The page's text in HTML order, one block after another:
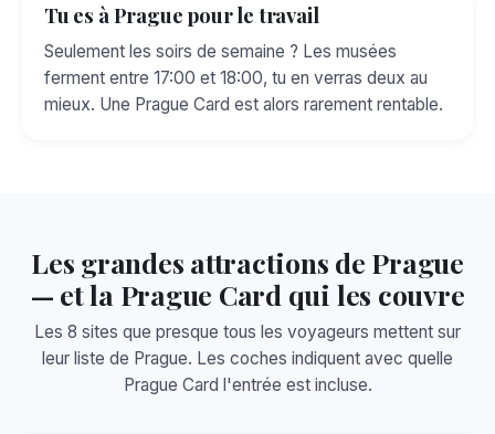
Tu es à Prague pour le travail
Seulement les soirs de semaine ? Les musées
ferment entre 17:00 et 18:00, tu en verras deux au
mieux. Une Prague Card est alors rarement rentable.
Les grandes attractions de Prague
— et la Prague Card qui les couvre
Les 8 sites que presque tous les voyageurs mettent sur
leur liste de Prague. Les coches indiquent avec quelle
Prague Card l'entrée est incluse.